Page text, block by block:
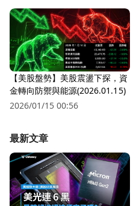
【美股盤勢】美股震盪下探，資
金轉向防禦與能源(2026.01.15)
2026/01/15 00:56
最新文章